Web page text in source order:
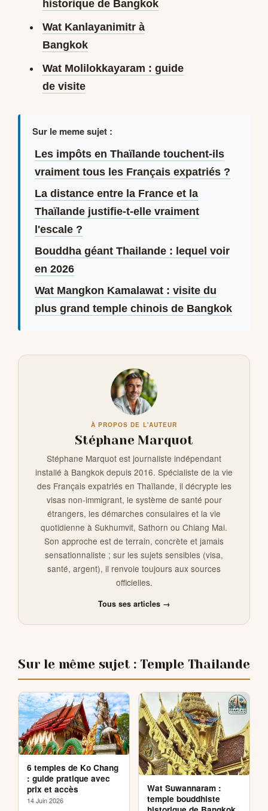
historique de Bangkok
Wat Kanlayanimitr à
Bangkok
Wat Molilokkayaram : guide
de visite
Sur le meme sujet :
Les impôts en Thaïlande touchent-ils
vraiment tous les Français expatriés ?
La distance entre la France et la
Thaïlande justifie-t-elle vraiment
l'escale ?
Bouddha géant Thailande : lequel voir
en 2026
Wat Mangkon Kamalawat : visite du
plus grand temple chinois de Bangkok
À PROPOS DE L'AUTEUR
Stéphane Marquot
Stéphane Marquot est journaliste indépendant
installé à Bangkok depuis 2016. Spécialiste de la vie
des Français expatriés en Thaïlande, il décrypte les
visas non-immigrant, le système de santé pour
étrangers, les démarches consulaires et la vie
quotidienne à Sukhumvit, Sathorn ou Chiang Mai.
Son approche est de terrain, concrète et jamais
sensationnaliste ; sur les sujets sensibles (visa,
santé, argent), il renvoie toujours aux sources
officielles.
Tous ses articles →
Sur le même sujet : Temple Thailande
6 temples de Ko Chang
: guide pratique avec
prix et accès
14 Juin 2026
Wat Suwannaram :
temple bouddhiste